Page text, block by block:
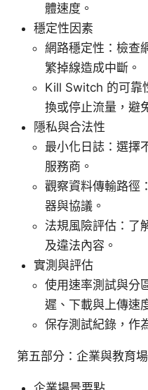
體速度。
穩定性因素
網路穩定性：檢查
繁掉線造成中斷。
Kill Switch 的可靠
換或停止流量，避
隱私與合法性
最小化日誌：選擇
服務商。
觀察資料傳輸路徑
器與協議。
法規風險評估：了
及違法內容。
實測與評估
使用速率測試與分
遲、下載與上傳速
保存測試紀錄，作
第五部分：企業與教育